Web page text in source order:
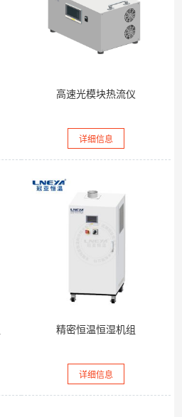
高速光模块热流仪
详细信息
精密恒温恒湿机组
详细信息